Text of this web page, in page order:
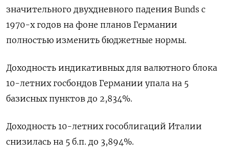
значительного двухдневного падения Bunds с
1970-х годов на фоне планов Германии
полностью изменить бюджетные нормы.
Доходность индикативных для валютного блока
10-летних госбондов Германии упала на 5
базисных пунктов до 2,834%.
Доходность 10-летних гособлигаций Италии
снизилась на 5 б.п. до 3,894%.